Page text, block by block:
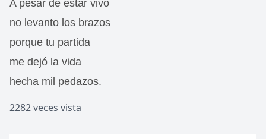
A pesar de estar vivo
no levanto los brazos
porque tu partida
me dejó la vida
hecha mil pedazos.
2282 veces vista